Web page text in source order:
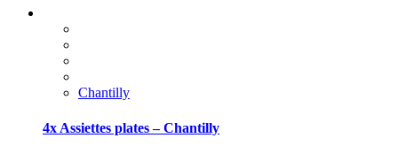
Chantilly
4x Assiettes plates – Chantilly